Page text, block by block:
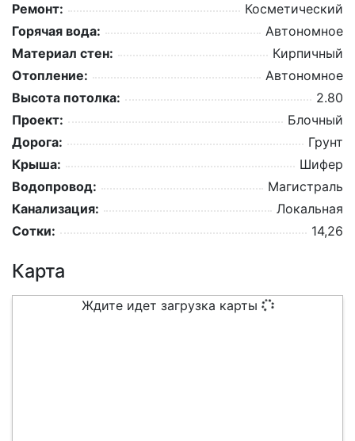
Ремонт:
Косметический
Горячая вода:
Автономное
Материал стен:
Кирпичный
Отопление:
Автономное
Высота потолка:
2.80
Проект:
Блочный
Дорога:
Грунт
Крыша:
Шифер
Водопровод:
Магистраль
Канализация:
Локальная
Сотки:
14,26
Карта
Ждите идет загрузка карты